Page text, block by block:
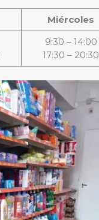
Miércoles
9:30 – 14:00
17:30 – 20:30